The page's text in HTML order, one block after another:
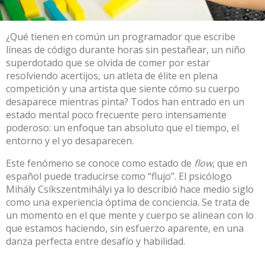
¿Qué tienen en común un programador que escribe
líneas de código durante horas sin pestañear, un niño
superdotado que se olvida de comer por estar
resolviendo acertijos, un atleta de élite en plena
competición y una artista que siente cómo su cuerpo
desaparece mientras pinta? Todos han entrado en un
estado mental poco frecuente pero intensamente
poderoso: un enfoque tan absoluto que el tiempo, el
entorno y el yo desaparecen.
Este fenómeno se conoce como estado de flow, que en
español puede traducirse como “flujo”. El psicólogo
Mihály Csíkszentmihályi ya lo describió hace medio siglo
como una experiencia óptima de conciencia. Se trata de
un momento en el que mente y cuerpo se alinean con lo
que estamos haciendo, sin esfuerzo aparente, en una
danza perfecta entre desafío y habilidad.